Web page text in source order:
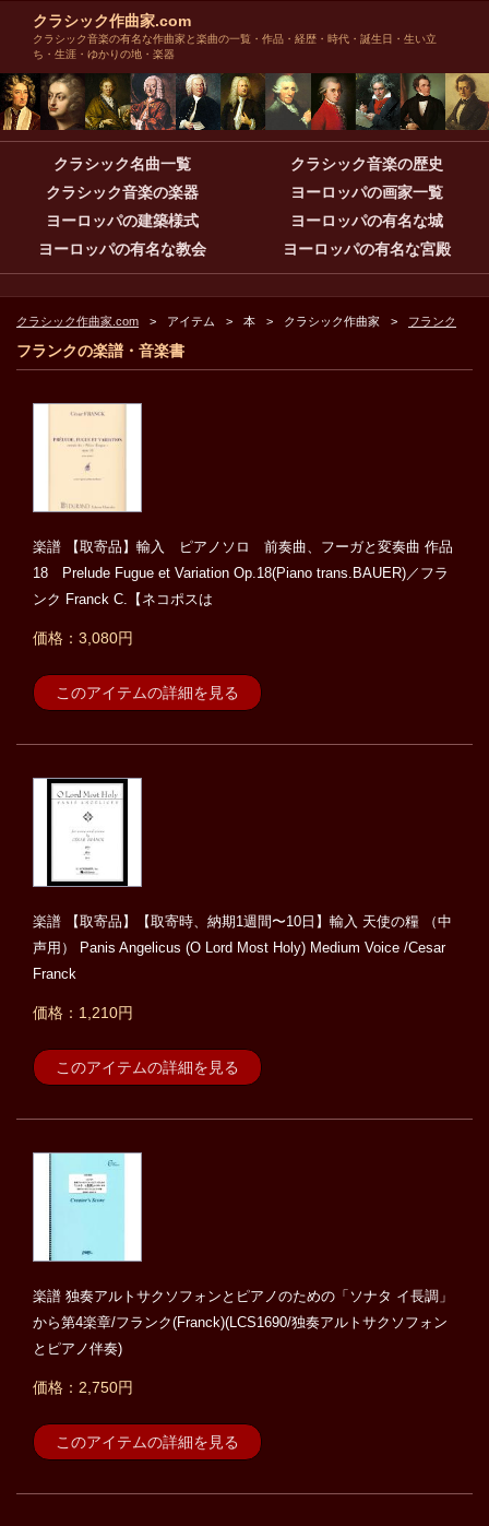
クラシック作曲家.com
クラシック音楽の有名な作曲家と楽曲の一覧・作品・経歴・時代・誕生日・生い立
ち・生涯・ゆかりの地・楽器
クラシック名曲一覧
クラシック音楽の歴史
クラシック音楽の楽器
ヨーロッパの画家一覧
ヨーロッパの建築様式
ヨーロッパの有名な城
ヨーロッパの有名な教会
ヨーロッパの有名な宮殿
クラシック作曲家.com アイテム 本 クラシック作曲家 フランク
フランクの楽譜・音楽書
楽譜 【取寄品】輸入 ピアノソロ 前奏曲、フーガと変奏曲 作品
18 Prelude Fugue et Variation Op.18(Piano trans.BAUER)／フラ
ンク Franck C.【ネコポスは
価格：3,080円
このアイテムの詳細を見る
楽譜 【取寄品】【取寄時、納期1週間〜10日】輸入 天使の糧 （中
声用） Panis Angelicus (O Lord Most Holy) Medium Voice /Cesar
Franck
価格：1,210円
このアイテムの詳細を見る
楽譜 独奏アルトサクソフォンとピアノのための「ソナタ イ長調」
から第4楽章/フランク(Franck)(LCS1690/独奏アルトサクソフォン
とピアノ伴奏)
価格：2,750円
このアイテムの詳細を見る